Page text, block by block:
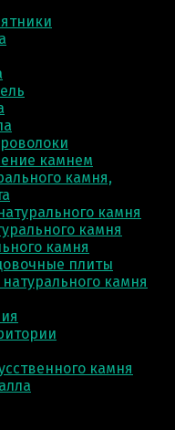
камнем
камня,
камня
камня
камня
плиты
камня
камня